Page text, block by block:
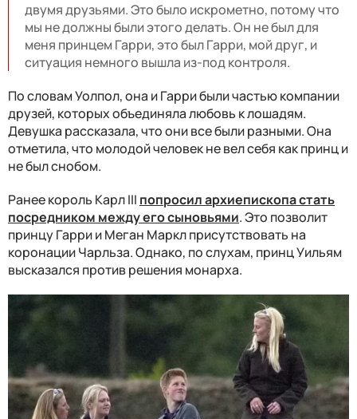
двумя друзьями. Это было искрометно, потому что
мы не должны были этого делать. Он не был для
меня принцем Гарри, это был Гарри, мой друг, и
ситуация немного вышла из-под контроля.
По словам Уолпол, она и Гарри были частью компании
друзей, которых объединяла любовь к лошадям.
Девушка рассказала, что они все были разными. Она
отметила, что молодой человек не вел себя как принц и
не был снобом.
Ранее король Карл III попросил архиепископа стать
посредником между его сыновьями. Это позволит
принцу Гарри и Меган Маркл присутствовать на
коронации Чарльза. Однако, по слухам, принц Уильям
высказался против решения монарха.